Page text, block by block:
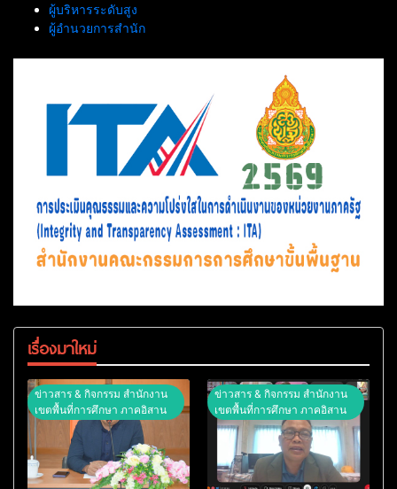
ผู้บริหารระดับสูง
ผู้อำนวยการสำนัก
เรื่องมาใหม่
ข่าวสาร & กิจกรรม สำนักงาน
เขตพื้นที่การศึกษา ภาคอิสาน
ข่าวสาร & กิจกรรม สำนักงาน
เขตพื้นที่การศึกษา ภาคอิสาน